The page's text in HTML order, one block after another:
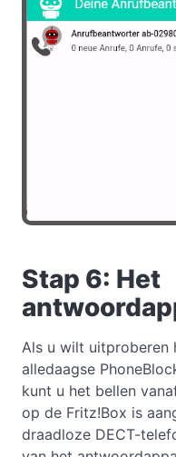
Stap 6: Het
Als u wilt uitproberen
alledaagse
kunt u het bellen
op de Fritz!Box is
draadloze DECT-